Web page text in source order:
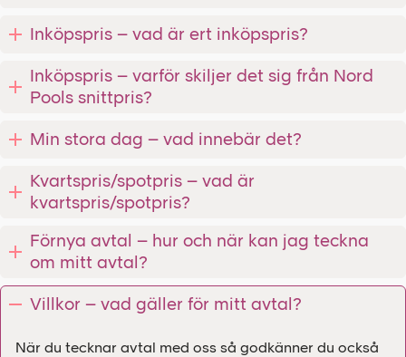
Inköpspris – vad är ert inköpspris?
Inköpspris – varför skiljer det sig från Nord
Pools snittpris?
Min stora dag – vad innebär det?
Kvartspris/spotpris – vad är
kvartspris/spotpris?
Förnya avtal – hur och när kan jag teckna
om mitt avtal?
Villkor – vad gäller för mitt avtal?
När du tecknar avtal med oss så godkänner du också